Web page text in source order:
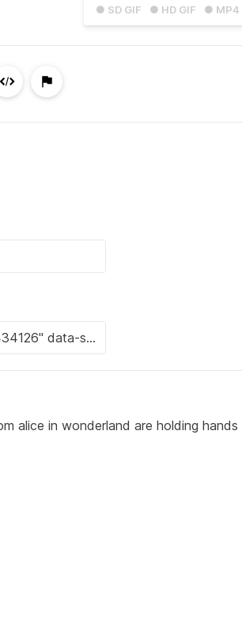
● SD GIF ● HD GIF ● MP4
alice in wonderland are holding hands